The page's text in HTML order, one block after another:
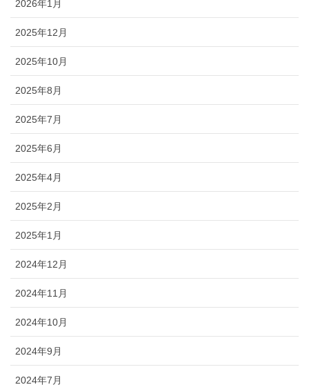
2026年1月
2025年12月
2025年10月
2025年8月
2025年7月
2025年6月
2025年4月
2025年2月
2025年1月
2024年12月
2024年11月
2024年10月
2024年9月
2024年7月